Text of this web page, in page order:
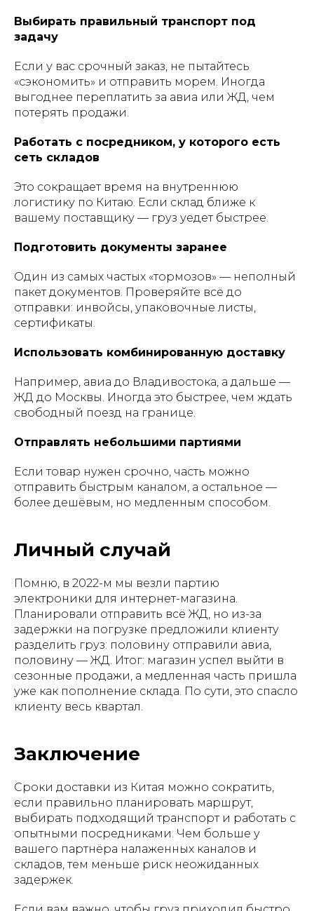
Выбирать правильный транспорт под
задачу
Если у вас срочный заказ, не пытайтесь
«сэкономить» и отправить морем. Иногда
выгоднее переплатить за авиа или ЖД, чем
потерять продажи.
Работать с посредником, у которого есть
сеть складов
Это сокращает время на внутреннюю
логистику по Китаю. Если склад ближе к
вашему поставщику — груз уедет быстрее.
Подготовить документы заранее
Один из самых частых «тормозов» — неполный
пакет документов. Проверяйте всё до
отправки: инвойсы, упаковочные листы,
сертификаты.
Использовать комбинированную доставку
Например, авиа до Владивостока, а дальше —
ЖД до Москвы. Иногда это быстрее, чем ждать
свободный поезд на границе.
Отправлять небольшими партиями
Если товар нужен срочно, часть можно
отправить быстрым каналом, а остальное —
более дешёвым, но медленным способом.
Личный случай
Помню, в 2022-м мы везли партию
электроники для интернет-магазина.
Планировали отправить всё ЖД, но из-за
задержки на погрузке предложили клиенту
разделить груз: половину отправили авиа,
половину — ЖД. Итог: магазин успел выйти в
сезонные продажи, а медленная часть пришла
уже как пополнение склада. По сути, это спасло
клиенту весь квартал.
Заключение
Сроки доставки из Китая можно сократить,
если правильно планировать маршрут,
выбирать подходящий транспорт и работать с
опытными посредниками. Чем больше у
вашего партнёра налаженных каналов и
складов, тем меньше риск неожиданных
задержек.